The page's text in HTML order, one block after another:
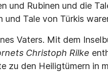
und Rubinen und die
und Tale von Türkis
Vaters. Mit dem
Christoph Rilke
zu den Heiligtümern in